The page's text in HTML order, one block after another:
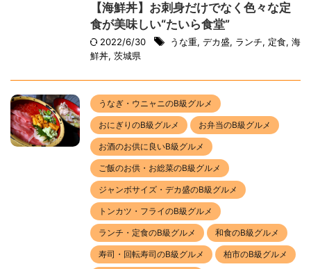
【海鮮丼】お刺身だけでなく色々な定
食が美味しい“たいら食堂”
2022/6/30 うな重, デカ盛, ランチ, 定食, 海
鮮丼, 茨城県
うなぎ・ウニャニのB級グルメ
おにぎりのB級グルメ お弁当のB級グルメ
お酒のお供に良いB級グルメ
ご飯のお供・お総菜のB級グルメ
ジャンボサイズ・デカ盛のB級グルメ
トンカツ・フライのB級グルメ
ランチ・定食のB級グルメ 和食のB級グルメ
寿司・回転寿司のB級グルメ 柏市のB級グルメ